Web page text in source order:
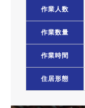
作業人数
作業数量
作業時間
住居形態